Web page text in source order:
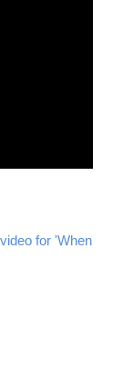
for 'When